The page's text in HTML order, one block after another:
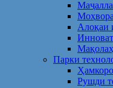
Алоқаи
Парки
Рушди